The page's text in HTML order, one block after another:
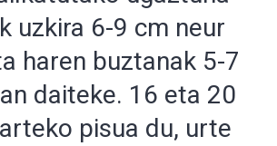
uzkira 6-9 cm neur
haren buztanak 5-7
daiteke. 16 eta 20
pisua du, urte